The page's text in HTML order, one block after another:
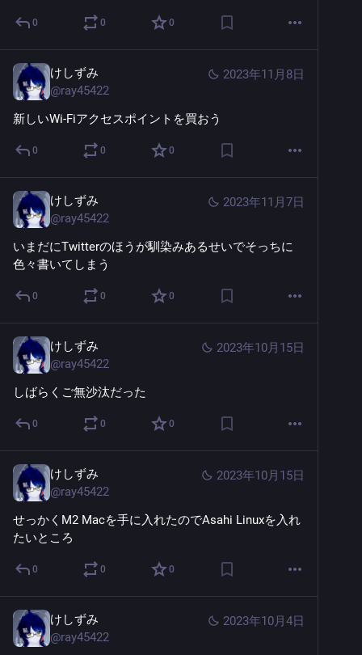
0 0 0
2023年11月8日
けしずみ
@ray45422
新しいWi-Fiアクセスポイントを買おう
0 0 0
2023年11月7日
けしずみ
@ray45422
いまだにTwitterのほうが馴染みあるせいでそっちに
色々書いてしまう
0 0 0
2023年10月15日
けしずみ
@ray45422
しばらくご無沙汰だった
0 0 0
2023年10月15日
けしずみ
@ray45422
せっかくM2 Macを手に入れたのでAsahi Linuxを入れ
たいところ
0 0 0
2023年10月4日
けしずみ
@ray45422